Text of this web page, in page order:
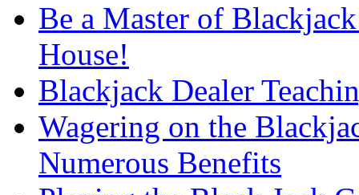
Be a Master of
House!
Blackjack Dealer
Wagering on the
Numerous Benefits